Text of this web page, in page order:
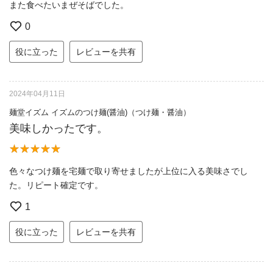
また食べたいまぜそばでした。
0
役に立った レビューを共有
2024年04月11日
麺堂イズム イズムのつけ麺(醤油)（つけ麺・醤油）
美味しかったです。
色々なつけ麺を宅麺で取り寄せましたが上位に入る美味さでし
た。リピート確定です。
1
役に立った レビューを共有